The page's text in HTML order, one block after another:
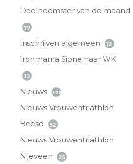
Deelneemster van de maand
77
Inschrijven algemeen 12
Ironmama Sione naar WK
10
Nieuws 328
Nieuws Vrouwentriathlon
Beesd
52
Nieuws Vrouwentriathlon
Nijeveen
25